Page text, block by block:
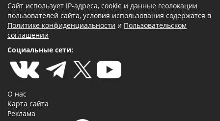
Сайт использует IP-адреса, cookie и данные геолокации
пользователей сайта, условия использования содержатся в
Политике конфиденциальности и Пользовательском
соглашении
Социальные сети:
О нас
Карта сайта
Реклама